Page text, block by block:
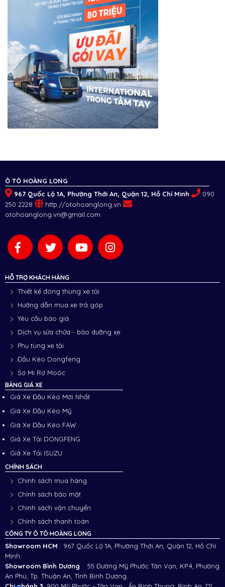
Ô TÔ HOÀNG LONG
967 Quốc Lộ 1A, Phường Thới An, Quận 12, Hồ Chí Minh
090
250 2228
http://otohoanglong.vn
otohoanglong.vn@gmail.com
HỖ TRỢ KHÁCH HÀNG
Thiết kế đóng thùng xe tải
Hướng dẫn mua xe trả góp
Yêu cầu báo giá
Dịch vụ sửa chữa - bảo dưỡng xe
Phụ tùng xe tải
Đầu Kéo Dongfeng
Sơ Mi Rơ Moóc
BẢNG GIÁ XE
Giá Xe Đầu Kéo Mới Nhất
Giá Xe Đầu Kéo Mỹ
Giá Xe Đầu Kéo FAW
Giá Xe Tải DONGFENG
Giá Xe Tải ISUZU
CHÍNH SÁCH
Chính sách mua hàng
Chính sách bảo mật
Chính sách vận chuyển
Chính sách thanh toán
CÔNG TY Ô TÔ HOÀNG LONG
Showroom HCM : 967 Quốc Lộ 1A, Phường Thới An, Quận 12, Hồ Chí
Minh.
Showroom Bình Dương : 55 Đường Mỹ Phước Tân Vạn, KP.4, Phường
An Phú, Tp. Thuận An, Tỉnh Bình Dương.